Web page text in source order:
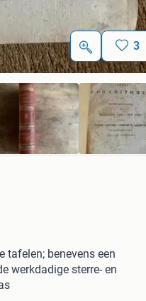
3
tafelen; benevens een
werkdadige sterre- en